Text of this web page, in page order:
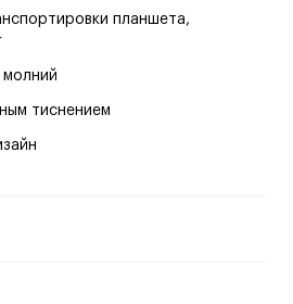
планшета,
тиснением